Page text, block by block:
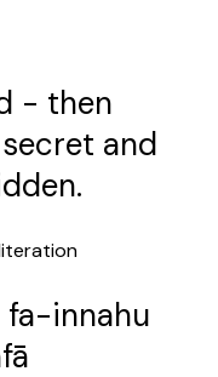
- then
and
innahu